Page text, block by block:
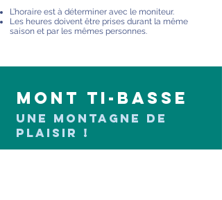
L’horaire est à déterminer avec le moniteur.
Les heures doivent être prises durant la même
saison et par les mêmes personnes.
MONT TI-BASSE
UNE MONTAGNE DE
PLAISIR !